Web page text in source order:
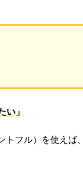
い」
トフル）を使えば